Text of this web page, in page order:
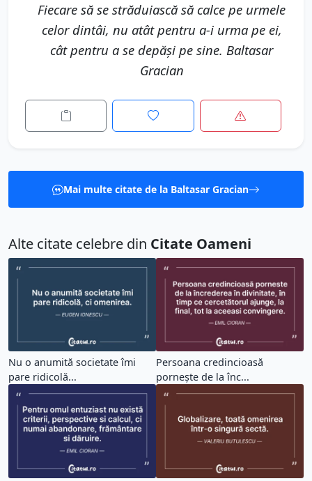
Fiecare să se străduiască să calce pe urmele
celor dintâi, nu atât pentru a-i urma pe ei,
cât pentru a se depăși pe sine. Baltasar
Gracian
Mai multe citate de la Baltasar Gracian
Alte citate celebre din Citate Oameni
Nu o anumită societate îmi
pare ridicolă...
Persoana credincioasă
pornește de la înc...